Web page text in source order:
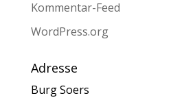
Kommentar-Feed
WordPress.org
Adresse
Burg Soers